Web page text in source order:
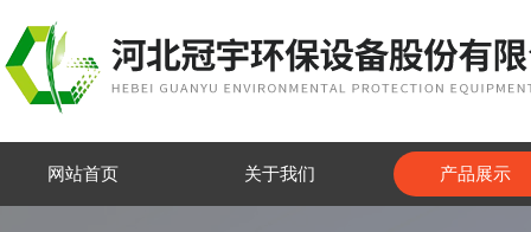
网站首页 关于我们 产品展示